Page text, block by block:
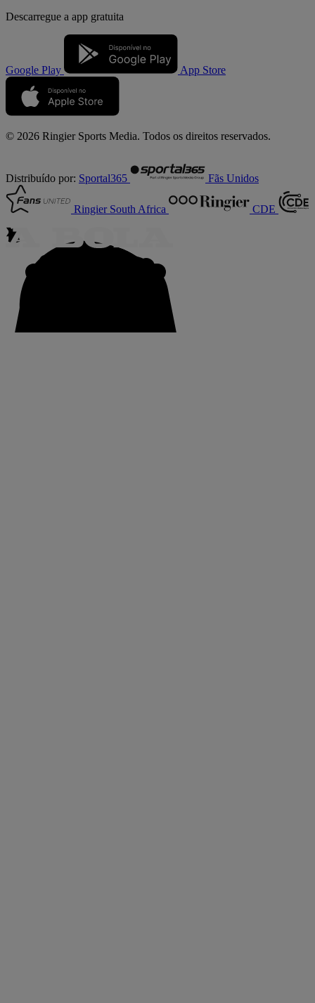
Descarregue a app gratuita
Google Play App Store
© 2026 Ringier Sports Media. Todos os direitos reservados.
Distribuído por: Sportal365 Fãs Unidos
Ringier South Africa CDE